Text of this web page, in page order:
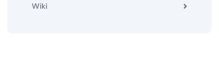
Wiki